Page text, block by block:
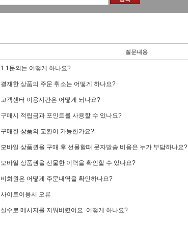
질문내용
1:1문의는 어떻게 하나요?
결재한 상품의 주문 취소는 어떻게 하나요?
고객센터 이용시간은 어떻게 되나요?
구매시 적립금과 포인트를 사용할 수 있나요?
구매한 상품의 교환이 가능한가요?
모바일 상품권을 구매 후 선물할때 문자발송 비용은 누가 부담하나요?
모바일 상품권을 선물한 이력을 확인할 수 있나요?
비회원은 어떻게 주문내역을 확인하나요?
사이트이용시 오류
실수로 메시지를 지워버렸어요. 어떻게 하나요?